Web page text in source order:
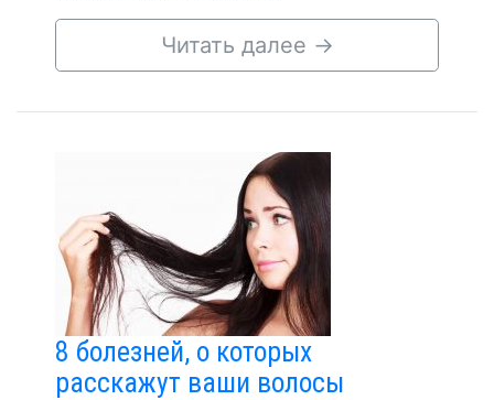
Читать далее →
8 болезней, о которых
расскажут ваши волосы